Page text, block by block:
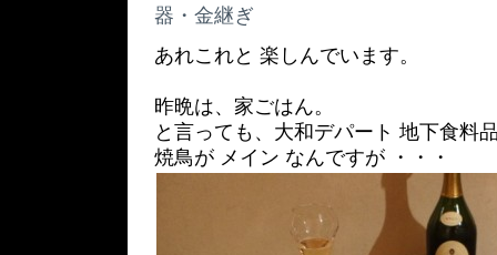
器・金継ぎ
あれこれと 楽しんでいます。
昨晩は、家ごはん。
と言っても、大和デパート 地下食料
焼鳥が メイン なんですが ・・・